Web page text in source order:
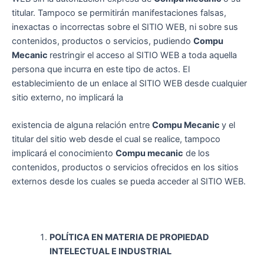
titular. Tampoco se permitirán manifestaciones falsas,
inexactas o incorrectas sobre el SITIO WEB, ni sobre sus
contenidos, productos o servicios, pudiendo Compu
Mecanic restringir el acceso al SITIO WEB a toda aquella
persona que incurra en este tipo de actos. El
establecimiento de un enlace al SITIO WEB desde cualquier
sitio externo, no implicará la
existencia de alguna relación entre Compu Mecanic y el
titular del sitio web desde el cual se realice, tampoco
implicará el conocimiento Compu mecanic de los
contenidos, productos o servicios ofrecidos en los sitios
externos desde los cuales se pueda acceder al SITIO WEB.
POLÍTICA EN MATERIA DE PROPIEDAD
INTELECTUAL E INDUSTRIAL